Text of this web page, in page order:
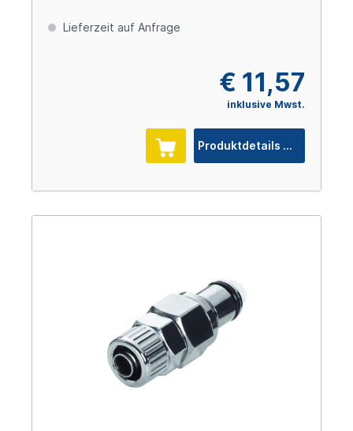
Lieferzeit auf Anfrage
€ 11,57
inklusive Mwst.
Produktdetails